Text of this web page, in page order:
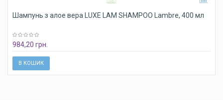
Шампунь з алое вера LUXE LAM SHAMPOO Lambre, 400 мл
984,20 грн.
В КОШИК